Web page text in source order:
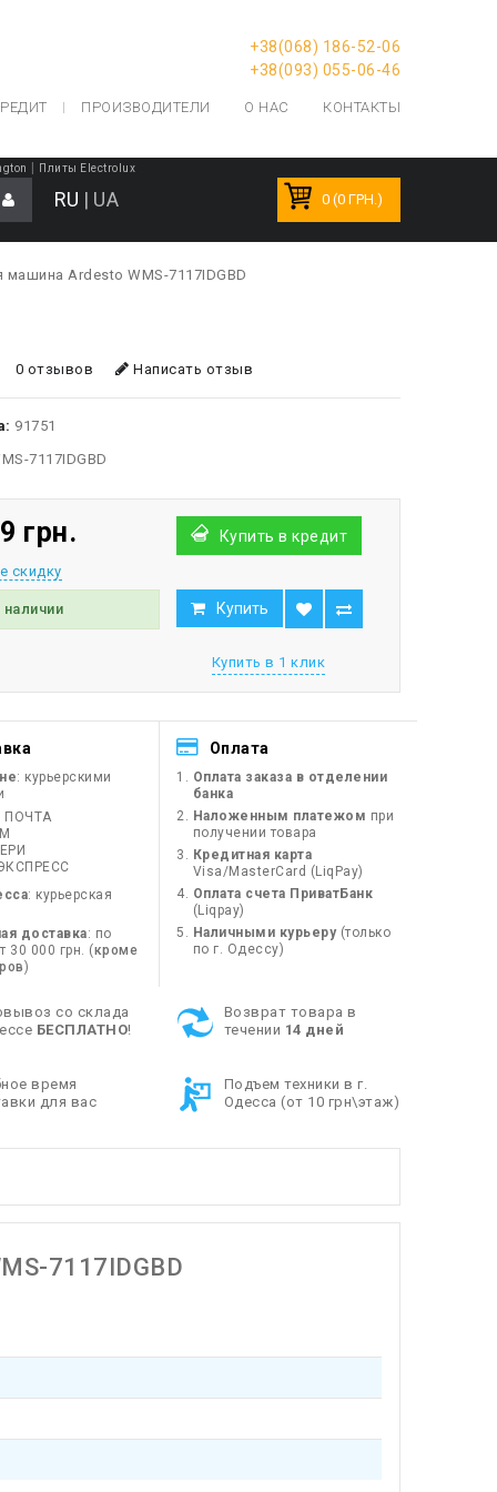
+38(068) 186-52-06
+38(093) 055-06-46
ПРОИЗВОДИТЕЛИ О НАС КОНТАКТЫ
Плиты Electrolux
RU | UA 0 (0 ГРН.)
Ardesto WMS-7117IDGBD
0 отзывов Написать отзыв
91751
7117IDGBD
грн.
скидку
Купить в кредит
наличии Купить
Купить в 1 клик
: курьерскими
ПОЧТА
: курьерская
доставка: по
30 000 грн. (кроме
)
Оплата
Оплата заказа в отделении
банка
Наложенным платежом при
получении товара
Кредитная карта
Visa/MasterCard (LiqPay)
Оплата счета ПриватБанк
(Liqpay)
Наличными курьеру(только
по г. Одессу)
со склада
БЕСПЛАТНО!
Возврат товара в
течении 14 дней
время
для вас
Подъем техники в г.
Одесса (от 10 грн\этаж)
7117IDGBD